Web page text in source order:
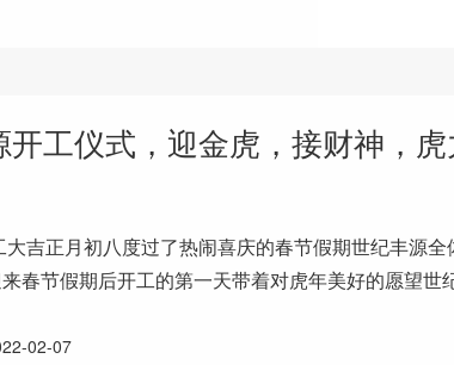
开工仪式，迎金虎，接财神，
大吉正月初八度过了热闹喜庆的春节假期世纪丰源
春节假期后开工的第一天带着对虎年美好的愿望世
02-07